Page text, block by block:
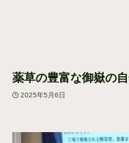
薬草の豊富な御嶽の
2025年5月6日